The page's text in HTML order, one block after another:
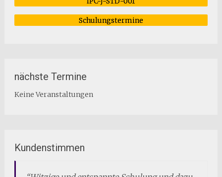
Schulungstermine
nächste Termine
Keine Veranstaltungen
Kundenstimmen